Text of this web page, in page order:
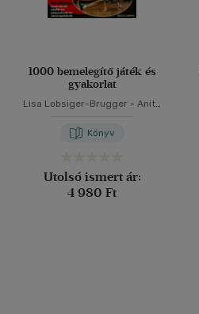
1000 bemelegítő játék és
gyakorlat
Lisa Lobsiger-Brugger - Anita
Könyv
Utolsó ismert ár:
4 980 Ft